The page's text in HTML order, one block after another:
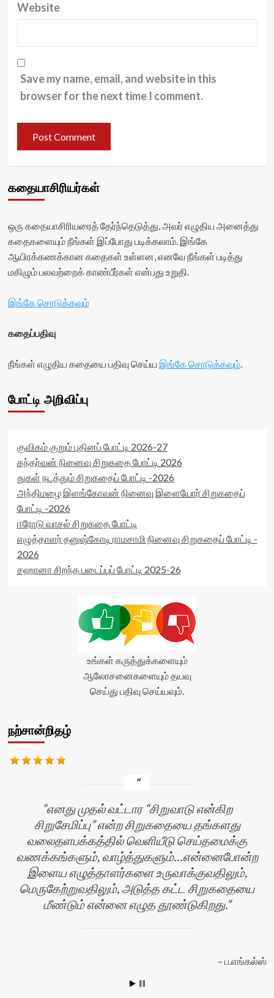
Website
Save my name, email, and website in this
browser for the next time I comment.
கதையாசிரியர்கள்
ஒரு கதையாசிரியரைத் தேர்ந்தெடுத்து, அவர் எழுதிய அனைத்து
கதைகளையும் நீங்கள் இப்போது படிக்கலாம். இங்கே
ஆயிரக்கணக்கான கதைகள் உள்ளன, எனவே நீங்கள் படித்து
மகிழும் பலவற்றைக் காண்பீர்கள் என்பது உறுதி.
இங்கே சொடுக்கவும்
கதைப்பதிவு
நீங்கள் எழுதிய கதையை பதிவு செய்ய இங்கே சொடுக்கவும்.
போட்டி அறிவிப்பு
குவிகம் குறும் புதினப் போட்டி 2026-27
கந்தர்வன் நினைவு சிறுகதை போட்டி 2026
துகள் நடத்தும் சிறுகதைப் போட்டி -2026
அந்திமழை இளங்கோவன் நினைவு இளையோர் சிறுகதைப்
போட்டி -2026
ஈரோடு வாசல் சிறுகதை போட்டி
எழுத்தாளர் தனுஷ்கோடி ராமசாமி நினைவு சிறுகதைப் போட்டி -
2026
சஹானா சிறந்த படைப்புப் போட்டி 2025-26
உங்கள் கருத்துக்களையும்
ஆலோசனைகளையும் தயவு
செய்து பதிவு செய்யவும்.
நற்சான்றிதழ்
எனது முதல் வட்டார “சிறுவாடு என்கிற
சிறுசேமிப்பு” என்ற சிறுகதையை தங்களது
வலைதளபக்கத்தில் வெளியீடு செய்தமைக்கு
வணக்கங்களும், வாழ்த்துகளும்…என்னைபோன்ற
இளைய எழுத்தாளர்களை உருவாக்குவதிலும்,
மெருகேற்றுவதிலும், அடுத்த கட்ட சிறுகதையை
மீண்டும் என்னை எழுத தூண்டுகிறது.
ப.எங்கல்ஸ்